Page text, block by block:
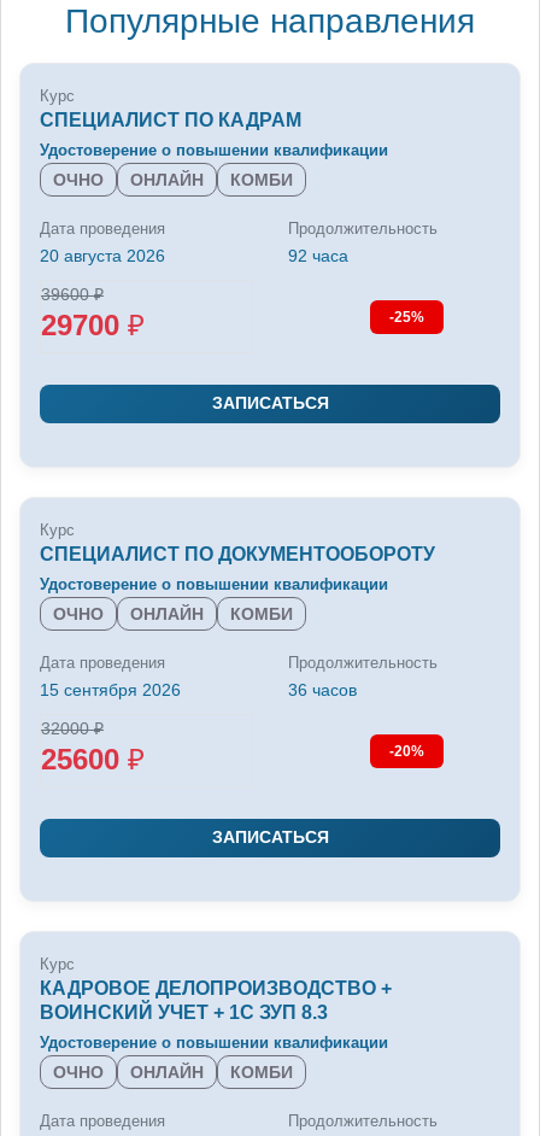
Популярные направления
Курс
СПЕЦИАЛИСТ ПО КАДРАМ
Удостоверение о повышении квалификации
ОЧНО ОНЛАЙН КОМБИ
Дата проведения
20 августа 2026
39600₽
29700 ₽
Продолжительность
92 часа
-25%
ЗАПИСАТЬСЯ
Курс
СПЕЦИАЛИСТ ПО ДОКУМЕНТООБОРОТУ
Удостоверение о повышении квалификации
ОЧНО ОНЛАЙН КОМБИ
Дата проведения
15 сентября 2026
32000₽
25600 ₽
Продолжительность
36 часов
-20%
ЗАПИСАТЬСЯ
Курс
КАДРОВОЕ ДЕЛОПРОИЗВОДСТВО +
ВОИНСКИЙ УЧЕТ + 1С ЗУП 8.3
Удостоверение о повышении квалификации
ОЧНО ОНЛАЙН КОМБИ
Дата проведения Продолжительность